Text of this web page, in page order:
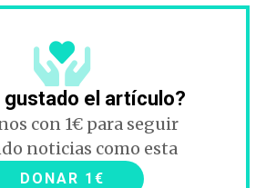
gustado el artículo?
con 1€ para seguir
noticias como esta
DONAR 1€